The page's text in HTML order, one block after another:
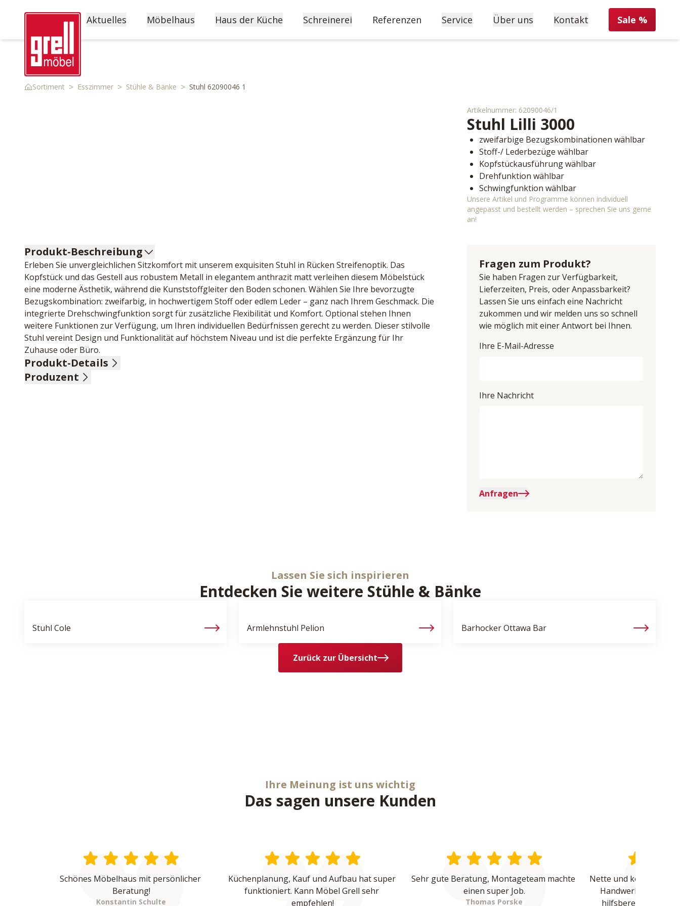
Aktuelles Möbelhaus Haus der Küche Schreinerei Referenzen Service Über uns Kontakt Sale %
Sortiment > Esszimmer > Stühle & Bänke > Stuhl 62090046 1
Artikelnummer: 62090046/1
Stuhl Lilli 3000
zweifarbige Bezugskombinationen wählbar
Stoff-/ Lederbezüge wählbar
Kopfstückausführung wählbar
Drehfunktion wählbar
Schwingfunktion wählbar
Unsere Artikel und Programme können individuell
angepasst und bestellt werden – sprechen Sie uns gerne
an!
Produkt-Beschreibung
Erleben Sie unvergleichlichen Sitzkomfort mit unserem exquisiten Stuhl in Rücken Streifenoptik. Das
Kopfstück und das Gestell aus robustem Metall in elegantem anthrazit matt verleihen diesem Möbelstück
eine moderne Ästhetik, während die Kunststoffgleiter den Boden schonen. Wählen Sie Ihre bevorzugte
Bezugskombination: zweifarbig, in hochwertigem Stoff oder edlem Leder – ganz nach Ihrem Geschmack. Die
integrierte Drehschwingfunktion sorgt für zusätzliche Flexibilität und Komfort. Optional stehen Ihnen
weitere Funktionen zur Verfügung, um Ihren individuellen Bedürfnissen gerecht zu werden. Dieser stilvolle
Stuhl vereint Design und Funktionalität auf höchstem Niveau und ist die perfekte Ergänzung für Ihr
Zuhause oder Büro.
Produkt-Details
Textilgeflecht, Webstoff, 70% Schurwolle, 30% Polyester, Farbe bronze, Rücken Streifenoptik, Kopfstück
Produzent
Fragen zum Produkt?
Sie haben Fragen zur Verfügbarkeit,
Lieferzeiten, Preis, oder Anpassbarkeit?
Lassen Sie uns einfach eine Nachricht
zukommen und wir melden uns so schnell
wie möglich mit einer Antwort bei Ihnen.
Ihre E-Mail-Adresse
Ihre Nachricht
Anfragen
Lassen Sie sich inspirieren
Entdecken Sie weitere Stühle & Bänke
Stuhl Cole Armlehnstuhl Pelion BarhockerOttawa Bar
Zurück zur Übersicht
Ihre Meinung ist uns wichtig
Das sagen unsere Kunden
Schönes Möbelhaus mit persönlicher
Beratung!
Konstantin Schulte
Küchenplanung, Kauf und Aufbau hat super
funktioniert. Kann Möbel Grell sehr
empfehlen!
Sehr gute Beratung, Montageteam machte
einen super Job.
Thomas Porske
Nette und kompetente
Handwerker waren
hilfsbereit und